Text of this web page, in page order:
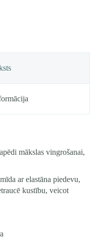
mākslas vingrošanai,
ar elastāna piedevu,
kustību, veicot